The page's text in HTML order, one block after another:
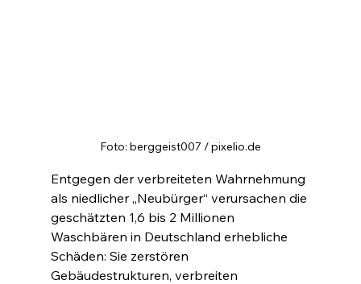
Foto: berggeist007 / pixelio.de
Entgegen der verbreiteten Wahrnehmung
als niedlicher „Neubürger“ verursachen die
geschätzten 1,6 bis 2 Millionen
Waschbären in Deutschland erhebliche
Schäden: Sie zerstören
Gebäudestrukturen, verbreiten